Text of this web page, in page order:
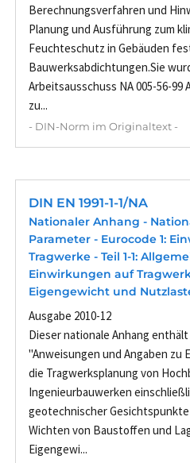
Berechnungsverfahren und
Planung und Ausführung zum
Feuchteschutz in Gebäuden
Bauwerksabdichtungen.Sie
Arbeitsausschuss NA 005-56-99
zu...
- DIN-Norm im Originaltext -
DIN EN 1991-1-1/NA
Nationaler Anhang -
Parameter - Eurocode 1:
Tragwerke - Teil 1-1:
Einwirkungen auf
Eigengewicht und
Ausgabe 2010-12
Dieser nationale Anhang
"Anweisungen und Angaben zu
die Tragwerksplanung von
Ingenieurbauwerken
geotechnischer
Wichten von Baustoffen und
Eigengewi...